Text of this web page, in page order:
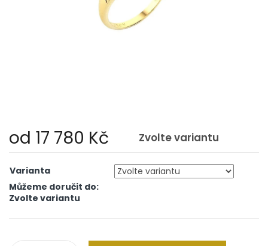
od 17 780 Kč Zvolte variantu
cena:
Varianta
Můžeme doručit do:
Zvolte variantu